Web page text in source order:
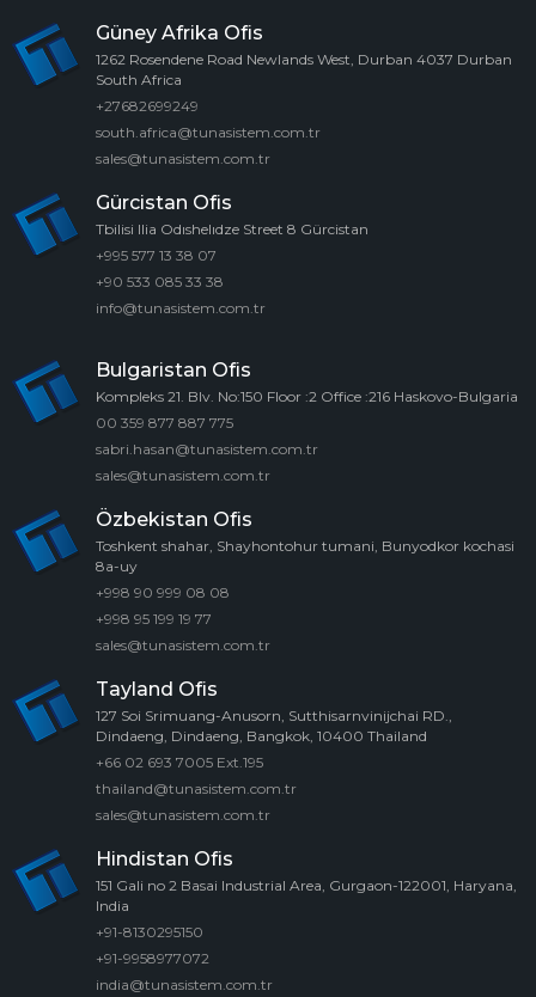
Güney Afrika Ofis
1262 Rosendene Road Newlands West, Durban 4037 Durban
South Africa
+27682699249
south.africa@tunasistem.com.tr
sales@tunasistem.com.tr
Gürcistan Ofis
Tbilisi Ilia Odıshelıdze Street 8 Gürcistan
+995 577 13 38 07
+90 533 085 33 38
info@tunasistem.com.tr
Bulgaristan Ofis
Kompleks 21. Blv. No:150 Floor :2 Office :216 Haskovo-Bulgaria
00 359 877 887 775
sabri.hasan@tunasistem.com.tr
sales@tunasistem.com.tr
Özbekistan Ofis
Toshkent shahar, Shayhontohur tumani, Bunyodkor kochasi
8a-uy
+998 90 999 08 08
+998 95 199 19 77
sales@tunasistem.com.tr
Tayland Ofis
127 Soi Srimuang-Anusorn, Sutthisarnvinijchai RD.,
Dindaeng, Dindaeng, Bangkok, 10400 Thailand
+66 02 693 7005 Ext.195
thailand@tunasistem.com.tr
sales@tunasistem.com.tr
Hindistan Ofis
151 Gali no 2 Basai Industrial Area, Gurgaon-122001, Haryana,
India
+91-8130295150
+91-9958977072
india@tunasistem.com.tr